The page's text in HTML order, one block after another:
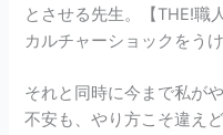
とさせる先生。【THE!職
カルチャーショックをう
それと同時に今まで私が
不安も、やり方こそ違え